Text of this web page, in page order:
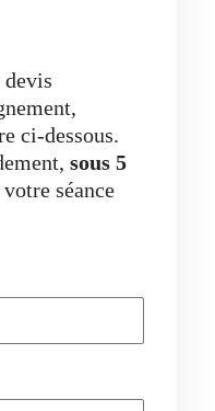
devis
ci-dessous.
sous 5
séance